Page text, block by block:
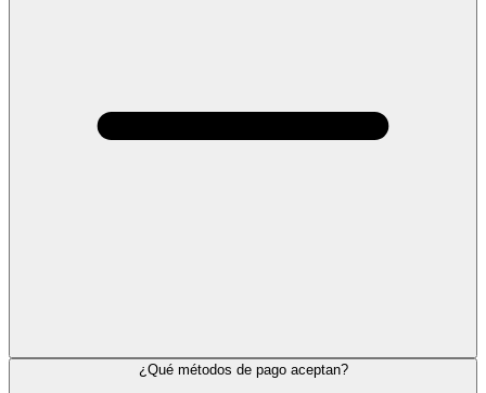
¿Qué métodos de pago aceptan?